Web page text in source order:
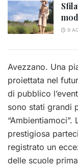
9
Avezzano. Una
proiettata nel
di pubblico
sono stati grandi
“Ambientiamoci”.
prestigiosa
registrato un
delle scuole